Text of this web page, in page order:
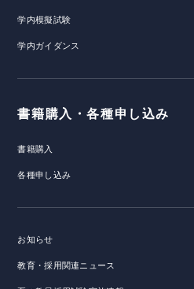
学内模擬試験
学内ガイダンス
書籍購入・各種申し込み
書籍購入
各種申し込み
お知らせ
教育・採用関連ニュース